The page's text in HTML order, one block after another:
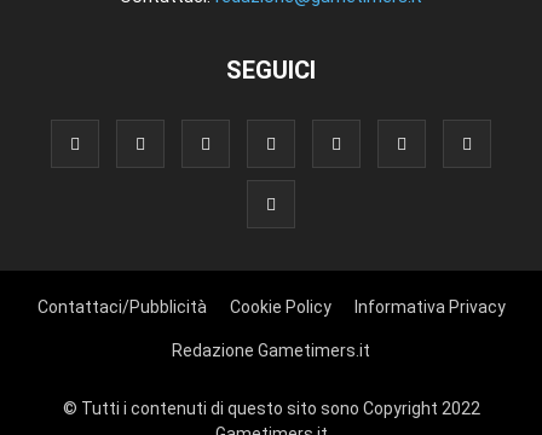
SEGUICI
Contattaci/Pubblicità Cookie Policy Informativa Privacy
Redazione Gametimers.it
© Tutti i contenuti di questo sito sono Copyright 2022